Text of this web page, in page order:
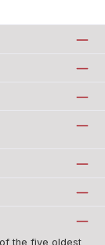
the five oldest